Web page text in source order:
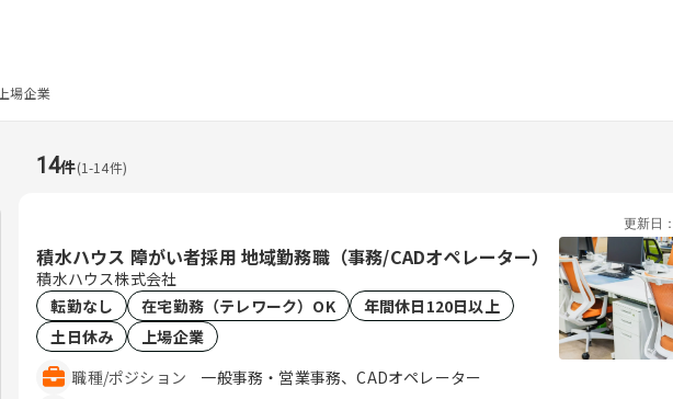
上場企業
14件(1-14件)
更新日：
積水ハウス 障がい者採用 地域勤務職（事務/CADオペレーター）
積水ハウス株式会社
転勤なし
在宅勤務（テレワーク）OK
年間休日120日以上
土日休み
上場企業
職種/ポジション
一般事務・営業事務、CADオペレーター